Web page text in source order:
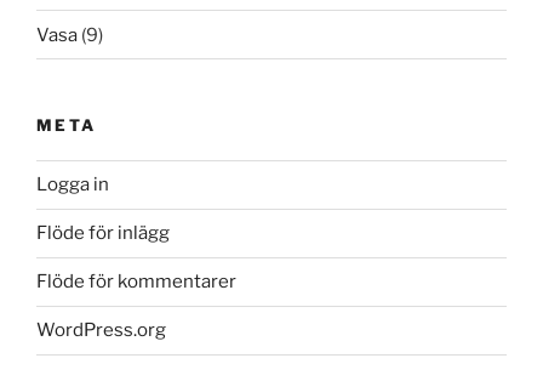
Vasa (9)
META
Logga in
Flöde för inlägg
Flöde för kommentarer
WordPress.org